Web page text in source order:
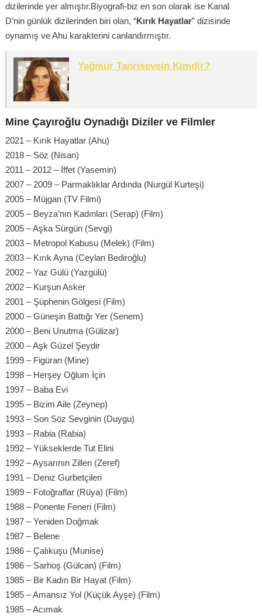
dizilerinde yer almıştır.Biyografi-biz en son olarak ise Kanal
D’nin günlük dizilerinden biri olan, “Kırık Hayatlar” dizisinde
oynamış ve Ahu karakterini canlandırmıştır.
Yağmur Tanrısevsin Kimdir?
Mine Çayıroğlu Oynadığı Diziler ve Filmler
2021 – Kırık Hayatlar (Ahu)
2018 – Söz (Nisan)
2011 – 2012 – İffet (Yasemin)
2007 – 2009 – Parmaklıklar Ardında (Nurgül Kurteşi)
2005 – Müjgan (TV Filmi)
2005 – Beyza’nın Kadınları (Serap) (Film)
2005 – Aşka Sürgün (Sevgi)
2003 – Metropol Kabusu (Melek) (Film)
2003 – Kırık Ayna (Ceylan Bediroğlu)
2002 – Yaz Gülü (Yazgülü)
2002 – Kurşun Asker
2001 – Şüphenin Gölgesi (Film)
2000 – Güneşin Battığı Yer (Senem)
2000 – Beni Unutma (Gülizar)
2000 – Aşk Güzel Şeydir
1999 – Figüran (Mine)
1998 – Herşey Oğlum İçin
1997 – Baba Evi
1995 – Bizim Aile (Zeynep)
1993 – Son Söz Sevginin (Duygu)
1993 – Rabia (Rabia)
1992 – Yükseklerde Tut Elini
1992 – Aysarının Zilleri (Zeref)
1991 – Deniz Gurbetçileri
1989 – Fotoğraflar (Rüya) (Film)
1988 – Ponente Feneri (Film)
1987 – Yeniden Doğmak
1987 – Belene
1986 – Çalıkuşu (Munise)
1986 – Sarhoş (Gülcan) (Film)
1985 – Bir Kadın Bir Hayat (Film)
1985 – Amansız Yol (Küçük Ayşe) (Film)
1985 – Acımak